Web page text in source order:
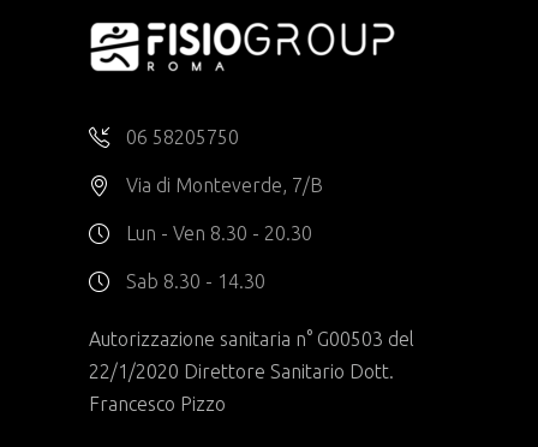
06 58205750
Via di Monteverde, 7/B
Lun - Ven 8.30 - 20.30
Sab 8.30 - 14.30
Autorizzazione sanitaria n° G00503 del
22/1/2020 Direttore Sanitario Dott.
Francesco Pizzo